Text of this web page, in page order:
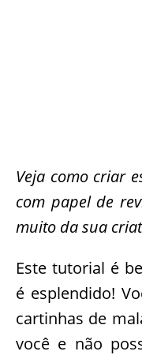
Veja como criar
com papel de
muito da sua
Este tutorial é
é esplendido!
cartinhas de
você e não